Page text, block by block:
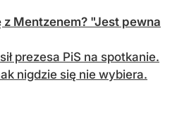
Mentzenem? "Jest pewna
prezesa PiS na spotkanie.
nigdzie się nie wybiera.